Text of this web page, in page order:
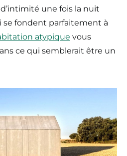
une fois la nuit
se fondent parfaitement à
atypique vous
ce qui semblerait être un